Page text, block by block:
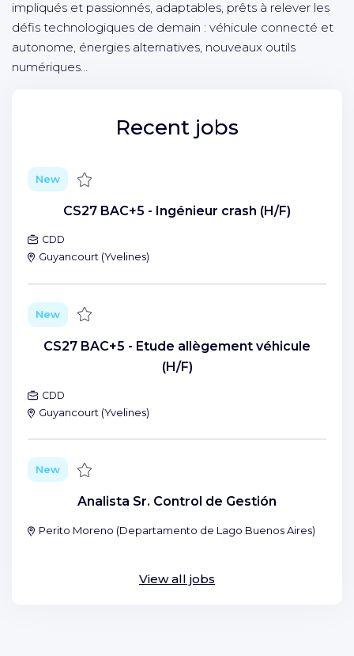
impliqués et passionnés, adaptables, prêts à relever les
défis technologiques de demain : véhicule connecté et
autonome, énergies alternatives, nouveaux outils
numériques…
Recent jobs
New Save
CS27 BAC+5 - Ingénieur crash (H/F)
CDD
Guyancourt (Yvelines)
New Save
CS27 BAC+5 - Etude allègement véhicule
(H/F)
CDD
Guyancourt (Yvelines)
New Save
Analista Sr. Control de Gestión
Perito Moreno (Departamento de Lago Buenos Aires)
View all jobs